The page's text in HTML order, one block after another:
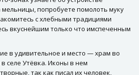
попробуете помолоть муку
с хлебными традициями
вкуснейшим только что имспеченным
в удивительное и место — храм во
селе Утёвка. Иконы в нем
так как писал их человек,